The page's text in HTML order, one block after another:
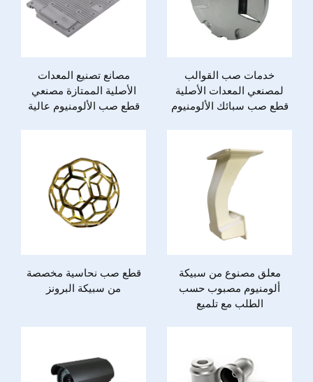
خدمات صب القوالب
لمصنعي المعدات الأصلية
قطع صب سبائك الألومنيوم
لمحطات إضاءة مدرج المطار
مصانع تصنيع المعدات
الأصلية الممتازة مصنعي
قطع صب الألومنيوم عالية
معلق مصنوع من سبيكة
ألومنيوم مصبوب حسب
الطلب مع تلميع
قطع صب نحاسية مخصصة
من سبيكة البرونز